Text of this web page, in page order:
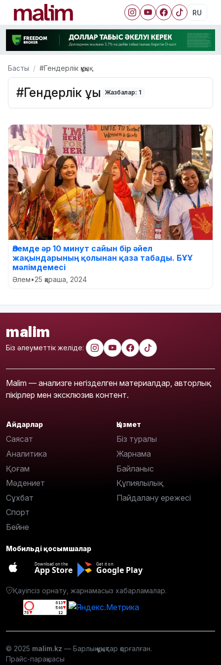
RU
Басты #Гендерлік құқық
#Гендерлік құқық Жазбалар: 1
Әлемде әр 10 минут сайын бір әйел
жақындарының қолынан қаза табады. БҰҰ
мәлімдемесі
Әлем•25 қараша, 2024
malim
Біз әлеуметтік желіде:
Malim — анализге негізделген материалдар, авторлық
пікірлер мен эксклюзив контент.
Айдарлар
Саясат
Аналитика
Қоғам
Мәдениет
Сұхбат
Спорт
Бейне
Қызмет
Біз туралы
Жарнама
Байланыс
Құпиялылық
Пайдалану ережесі
Мобильді қосымшалар
Download on the
App Store
Get it on
Google Play
Қауіпсіз орнату, жарнамасыз хабарламалар.
© 2025 malim.kz — Барлық құқықтар қорғалған.
Прайс-парақшасы